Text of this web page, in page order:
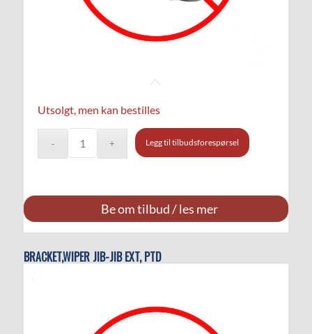
Utsolgt, men kan bestilles
Legg til tilbudsforespørsel
Be om tilbud / les mer
BRACKET,WIPER JIB-JIB EXT, PTD